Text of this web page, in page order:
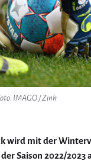
IMAGO / Zink
wird mit der
Saison 2022/2023